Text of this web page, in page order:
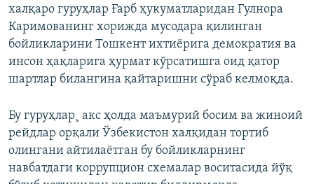
халқаро гуруҳлар Ғарб ҳукуматларидан Гулнора
Каримованинг хорижда мусодара қилинган
бойликларини Тошкент ихтиëрига демократия ва
инсон ҳақларига ҳурмат кўрсатишга оид қатор
шартлар билангина қайтаришни сўраб келмоқда.
Бу гуруҳлар¸ акс ҳолда маъмурий босим ва жиноий
рейдлар орқали Ўзбекистон халқидан тортиб
олингани айтилаëтган бу бойликларнинг
навбатдаги коррупцион схемалар воситасида йўқ